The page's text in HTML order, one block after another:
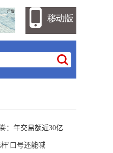
：年交易额近30亿
杆'口号还能喊